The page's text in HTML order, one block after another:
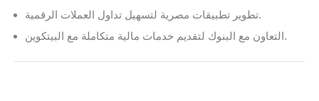
تطوير تطبيقات مصرية لتسهيل تداول العملات الرقمية.
التعاون مع البنوك لتقديم خدمات مالية متكاملة مع البيتكوين.